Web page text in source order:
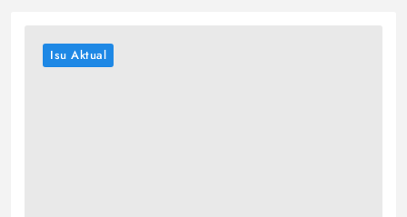
Isu Aktual